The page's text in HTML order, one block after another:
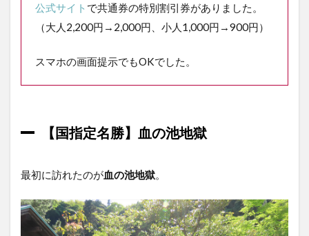
めに
2.1
めぐ
する
2.2
行く
える
2.3
アク
セス
公式サイト で共通券の特別割引券がありました。
（大人2,200円→2,000円、小人1,000円→900円）
スマホの画面提示でもOKでした。
【国指定名勝】血の池地獄
最初に訪れたのが血の池地獄。